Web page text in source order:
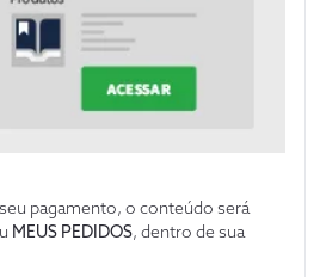
pagamento, o conteúdo será
MEUS PEDIDOS, dentro de sua